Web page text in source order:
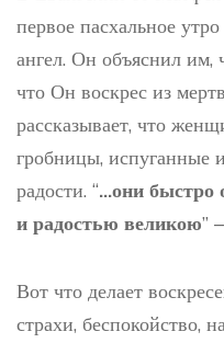
первое пасхальное
ангел. Он объяснил им,
что Он воскрес из
рассказывает, что
гробницы, испуганные
радости. “...они быстро
и радостью великою” –
Вот что делает
страхи, беспокойство,